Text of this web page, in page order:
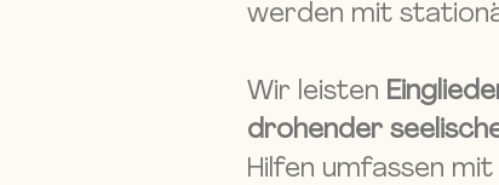
werden mit
Wir leisten
drohender
Hilfen umfassen